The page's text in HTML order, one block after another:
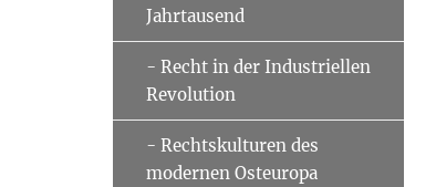
Jahrtausend
- Recht in der Industriellen
Revolution
- Rechtskulturen des
modernen Osteuropa